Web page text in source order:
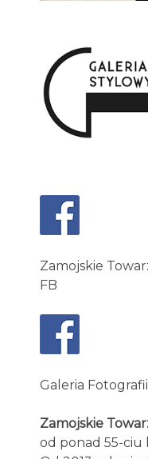
Zamojskie
FB
Galeria
Zamojskie
od ponad 55-ciu